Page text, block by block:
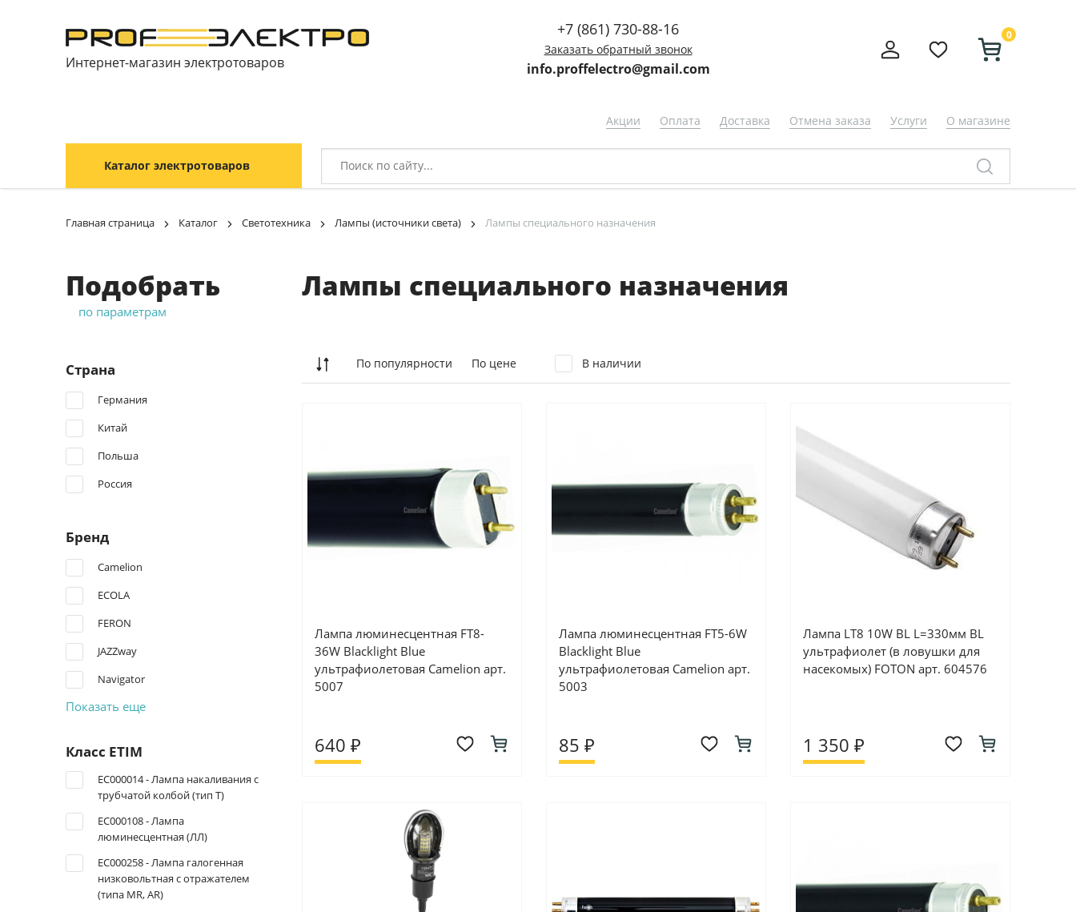
Интернет-магазин электротоваров
+7 (861) 730-88-16
Заказать обратный звонок
info.proffelectro@gmail.com
0
Акции Оплата Доставка Отмена заказа Услуги О магазине
Каталог электротоваров
Главная страница Каталог Светотехника Лампы (источники света) Лампы специального назначения
Подобрать
по параметрам
Страна
Германия
Китай
Польша
Россия
Бренд
Camelion
ECOLA
FERON
JAZZway
Navigator
Показать еще
Класс ETIM
EC000014 - Лампа накаливания с
трубчатой колбой (тип T)
EC000108 - Лампа
люминесцентная (ЛЛ)
EC000258 - Лампа галогенная
низковольтная с отражателем
(типа MR, AR)
Лампы специального назначения
По популярности По цене В наличии
Лампа люминесцентная FT8-
36W Blacklight Blue
ультрафиолетовая Camelion арт.
5007
640 ₽
Лампа люминесцентная FT5-6W
Blacklight Blue
ультрафиолетовая Camelion арт.
5003
85 ₽
Лампа LT8 10W BL L=330мм BL
ультрафиолет (в ловушки для
насекомых) FOTON арт. 604576
1 350 ₽